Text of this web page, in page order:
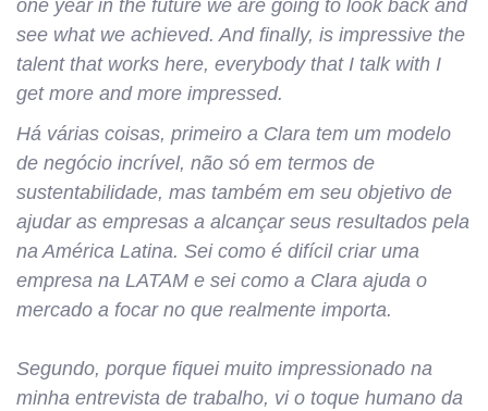
one year in the future we are going to look back and
see what we achieved. And finally, is impressive the
talent that works here, everybody that I talk with I
get more and more impressed.
Há várias coisas, primeiro a Clara tem um modelo
de negócio incrível, não só em termos de
sustentabilidade, mas também em seu objetivo de
ajudar as empresas a alcançar seus resultados pela
na América Latina. Sei como é difícil criar uma
empresa na LATAM e sei como a Clara ajuda o
mercado a focar no que realmente importa.
Segundo, porque fiquei muito impressionado na
minha entrevista de trabalho, vi o toque humano da